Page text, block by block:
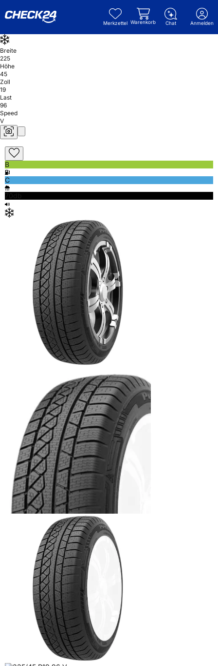
Merkzettel Warenkorb Chat Anmelden
Breite
225
Höhe
45
Zoll
19
Last
96
Speed
V
B
C
70db